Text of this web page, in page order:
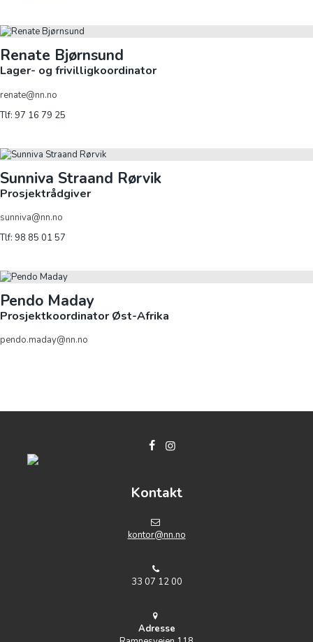
Renate Bjørnsund
Lager- og frivilligkoordinator
renate@nn.no
Tlf: 97 16 79 25
Sunniva Straand Rørvik
Prosjektrådgiver
sunniva@nn.no
Tlf: 98 85 01 57
Pendo Maday
Prosjektkoordinator Øst-Afrika
pendo.maday@nn.no
Kontakt
kontor@nn.no
33 07 12 00
Adresse